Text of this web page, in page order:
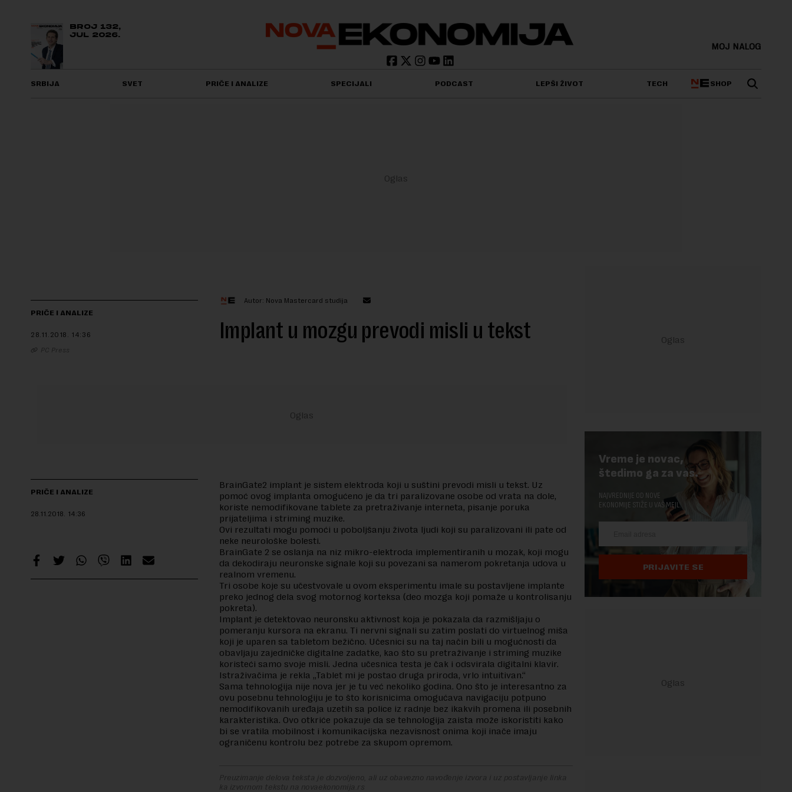
BROJ 132,
JUL 2026.
MOJ NALOG
SRBIJA SVET PRIČE I ANALIZE SPECIJALI PODCAST LEPŠI ŽIVOT TECH SHOP
PRIČE I ANALIZE
28.11.2018. 14:36
PC Press
Autor: Nova Mastercard studija
Implant u mozgu prevodi misli u tekst
PRIČE I ANALIZE
28.11.2018. 14:36
BrainGate2 implant je sistem elektroda koji u suštini prevodi misli u tekst. Uz
pomoć ovog implanta omogućeno je da tri paralizovane osobe od vrata na dole,
koriste nemodifikovane tablete za pretraživanje interneta, pisanje poruka
prijateljima i striming muzike.
Ovi rezultati mogu pomoći u poboljšanju života ljudi koji su paralizovani ili pate od
neke neurološke bolesti.
BrainGate 2 se oslanja na niz mikro-elektroda implementiranih u mozak, koji mogu
da dekodiraju neuronske signale koji su povezani sa namerom pokretanja udova u
realnom vremenu.
Tri osobe koje su učestvovale u ovom eksperimentu imale su postavljene implante
preko jednog dela svog motornog korteksa (deo mozga koji pomaže u kontrolisanju
pokreta).
Implant je detektovao neuronsku aktivnost koja je pokazala da razmišljaju o
pomeranju kursora na ekranu. Ti nervni signali su zatim poslati do virtuelnog miša
koji je uparen sa tabletom bežično. Učesnici su na taj način bili u mogućnosti da
obavljaju zajedničke digitalne zadatke, kao što su pretraživanje i striming muzike
koristeći samo svoje misli. Jedna učesnica testa je čak i odsvirala digitalni klavir.
Istraživačima je rekla „Tablet mi je postao druga priroda, vrlo intuitivan.“
Sama tehnologija nije nova jer je tu već nekoliko godina. Ono što je interesantno za
ovu posebnu tehnologiju je to što korisnicima omogućava navigaciju potpuno
nemodifikovanih uređaja uzetih sa police iz radnje bez ikakvih promena ili posebnih
karakteristika. Ovo otkriće pokazuje da se tehnologija zaista može iskoristiti kako
bi se vratila mobilnost i komunikacijska nezavisnost onima koji inače imaju
ograničenu kontrolu bez potrebe za skupom opremom.
Preuzimanje delova teksta je dozvoljeno, ali uz obavezno navođenje izvora i uz postavljanje linka
ka izvornom tekstu na novaekonomija.rs
Vreme je novac,
štedimo ga za vas.
NAJVREDNIJE OD NOVE
EKONOMIJE STIŽE U VAŠ MEJL.
PRIJAVITE SE